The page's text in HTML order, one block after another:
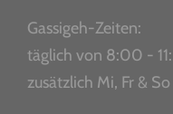
Gassigeh-Zeiten:
täglich von 8:00 -
zusätzlich Mi, Fr &